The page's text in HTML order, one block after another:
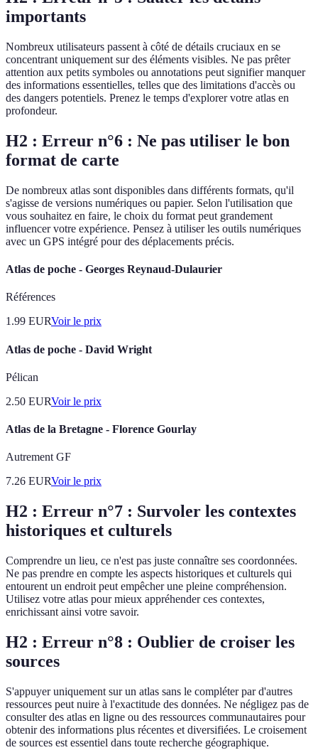
importants
Nombreux utilisateurs passent à côté de détails cruciaux en se
concentrant uniquement sur des éléments visibles. Ne pas prêter
attention aux petits symboles ou annotations peut signifier manquer
des informations essentielles, telles que des limitations d'accès ou
des dangers potentiels. Prenez le temps d'explorer votre atlas en
profondeur.
H2 : Erreur n°6 : Ne pas utiliser le bon
format de carte
De nombreux atlas sont disponibles dans différents formats, qu'il
s'agisse de versions numériques ou papier. Selon l'utilisation que
vous souhaitez en faire, le choix du format peut grandement
influencer votre expérience. Pensez à utiliser les outils numériques
avec un GPS intégré pour des déplacements précis.
Atlas de poche - Georges Reynaud-Dulaurier
Références
1.99 EURVoir le prix
Atlas de poche - David Wright
Pélican
2.50 EURVoir le prix
Atlas de la Bretagne - Florence Gourlay
Autrement GF
7.26 EURVoir le prix
H2 : Erreur n°7 : Survoler les contextes
historiques et culturels
Comprendre un lieu, ce n'est pas juste connaître ses coordonnées.
Ne pas prendre en compte les aspects historiques et culturels qui
entourent un endroit peut empêcher une pleine compréhension.
Utilisez votre atlas pour mieux appréhender ces contextes,
enrichissant ainsi votre savoir.
H2 : Erreur n°8 : Oublier de croiser les
sources
S'appuyer uniquement sur un atlas sans le compléter par d'autres
ressources peut nuire à l'exactitude des données. Ne négligez pas de
consulter des atlas en ligne ou des ressources communautaires pour
obtenir des informations plus récentes et diversifiées. Le croisement
de sources est essentiel dans toute recherche géographique.